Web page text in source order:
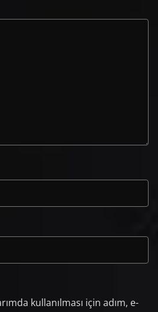
kullanılması için adım, e-